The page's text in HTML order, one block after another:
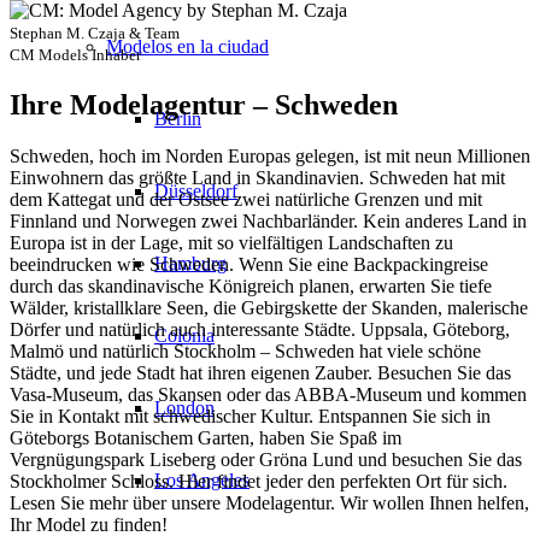
Modelos en la ciudad
Berlin
Düsseldorf
Hamburg
Colonia
London
Los Angeles
Stephan M. Czaja & Team
CM Models Inhaber
Ihre Modelagentur – Schweden
Schweden, hoch im Norden Europas gelegen, ist mit neun Millionen
Einwohnern das größte Land in Skandinavien. Schweden hat mit
dem Kattegat und der Ostsee zwei natürliche Grenzen und mit
Finnland und Norwegen zwei Nachbarländer. Kein anderes Land in
Europa ist in der Lage, mit so vielfältigen Landschaften zu
beeindrucken wie Schweden. Wenn Sie eine Backpackingreise
durch das skandinavische Königreich planen, erwarten Sie tiefe
Wälder, kristallklare Seen, die Gebirgskette der Skanden, malerische
Dörfer und natürlich auch interessante Städte. Uppsala, Göteborg,
Malmö und natürlich Stockholm – Schweden hat viele schöne
Städte, und jede Stadt hat ihren eigenen Zauber. Besuchen Sie das
Vasa-Museum, das Skansen oder das ABBA-Museum und kommen
Sie in Kontakt mit schwedischer Kultur. Entspannen Sie sich in
Göteborgs Botanischem Garten, haben Sie Spaß im
Vergnügungspark Liseberg oder Gröna Lund und besuchen Sie das
Stockholmer Schloss. Hier findet jeder den perfekten Ort für sich.
Lesen Sie mehr über unsere Modelagentur. Wir wollen Ihnen helfen,
Ihr Model zu finden!